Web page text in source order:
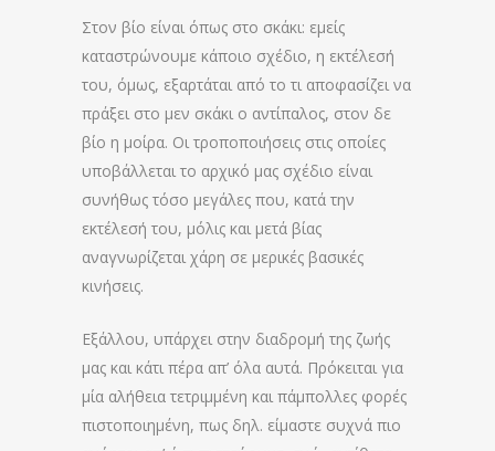
Στον βίο είναι όπως στο σκάκι: εμείς
καταστρώνουμε κάποιο σχέδιο, η εκτέλεσή
του, όμως, εξαρτάται από το τι αποφασίζει να
πράξει στο μεν σκάκι ο αντίπαλος, στον δε
βίο η μοίρα. Οι τροποποιήσεις στις οποίες
υποβάλλεται το αρχικό μας σχέδιο είναι
συνήθως τόσο μεγάλες που, κατά την
εκτέλεσή του, μόλις και μετά βίας
αναγνωρίζεται χάρη σε μερικές βασικές
κινήσεις.
Εξάλλου, υπάρχει στην διαδρομή της ζωής
μας και κάτι πέρα απ’ όλα αυτά. Πρόκειται για
μία αλήθεια τετριμμένη και πάμπολλες φορές
πιστοποιημένη, πως δηλ. είμαστε συχνά πιο